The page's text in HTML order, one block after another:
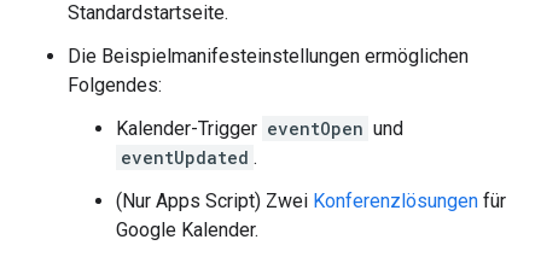
Standardstartseite.
Die Beispielmanifesteinstellungen ermöglichen
Folgendes:
Kalender-Trigger eventOpen und
eventUpdated .
(Nur Apps Script) Zwei Konferenzlösungen für
Google Kalender.